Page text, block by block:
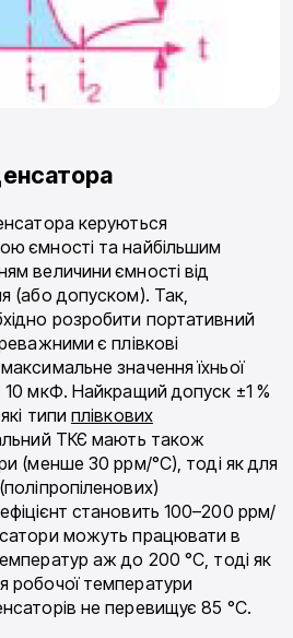
керуються
ємності та найбільшим
величини ємності від
(або допуском). Так,
розробити портативний
є плівкові
значення їхньої
мкФ. Найкращий допуск ±1 %
типи плівкових
ТКЄ мають також
(менше 30 ррм/°С), тоді як для
становить 100–200 ррм/
можуть працювати в
аж до 200 °С, тоді як
робочої температури
не перевищує 85 °С.